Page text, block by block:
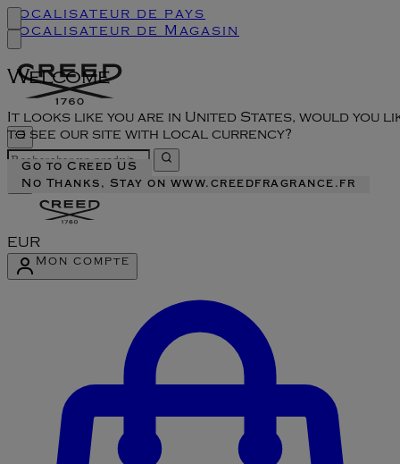
Welcome
It looks like you are in United States, would you
to see our site with local currency?
Go to Creed US
No Thanks, Stay on www.creedfragrance.fr
Localisateur de pays
Localisateur de Magasin
EUR
Mon compte